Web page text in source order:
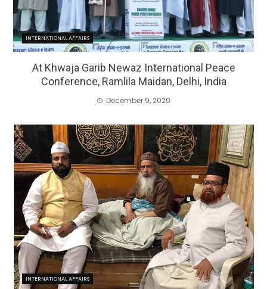
INTERNATIONAL AFFAIRS
At Khwaja Garib Newaz International Peace
Conference, Ramlila Maidan, Delhi, India
December 9, 2020
INTERNATIONAL AFFAIRS